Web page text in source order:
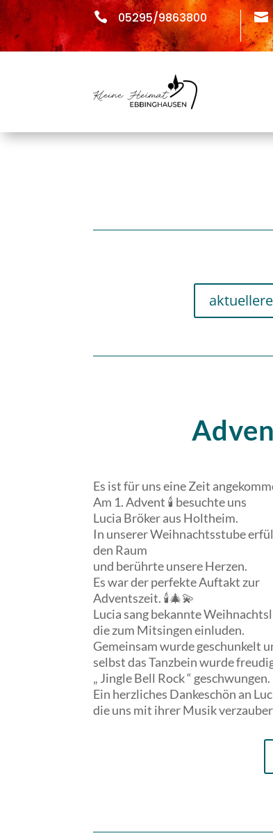
 05295/9863800 
Es ist für uns eine Zeit
Am 1. Advent 🕯 besuchte uns
Lucia Bröker aus Holtheim.
In unserer Weihnachtsstube
den Raum
und berührte unsere Herzen.
Es war der perfekte Auftakt zur
Adventszeit. 🕯🎄💫
Lucia sang bekannte
die zum Mitsingen einluden.
Gemeinsam wurde geschunkelt
selbst das Tanzbein wurde
„ Jingle Bell Rock “ geschwungen.
Ein herzliches Dankeschön an
die uns mit ihrer Musik